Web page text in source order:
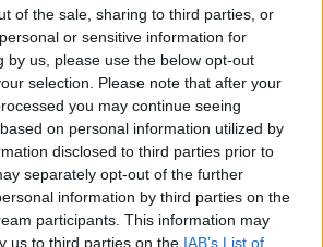
of the sale, sharing to third parties, or
or sensitive information for
by us, please use the below opt-out
selection. Please note that after your
you may continue seeing
on personal information utilized by
disclosed to third parties prior to
separately opt-out of the further
information by third parties on the
participants. This information may
us to third parties on the IAB’s List of
című színdarabban a
katona megformálásával
drámai karakterszerepek
beszélő magyar
Szerepei közül kiemelkedik
bácsija, Hamvai Kornél Márton
Marin Drzic Dundo Maroje,
Máthé MiklósÉn, Károli Gáspár
címszerepe. Shakespeare